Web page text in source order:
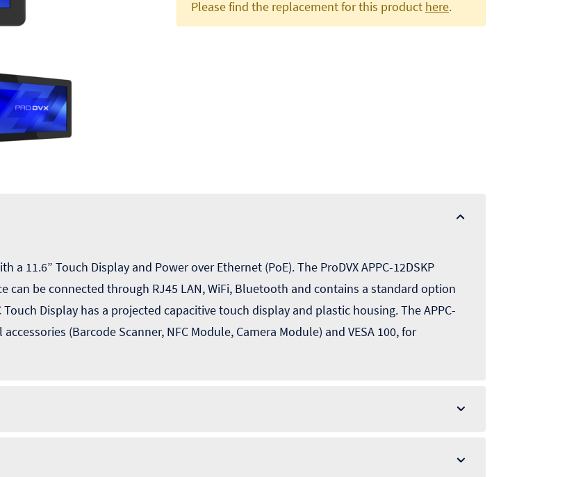
Please find the replacement for this product here.
a 11.6” Touch Display and Power over Ethernet (PoE). The ProDVX APPC-12DSKP
can be connected through RJ45 LAN, WiFi, Bluetooth and contains a standard option
Display has a projected capacitive touch display and plastic housing. The APPC-
(Barcode Scanner, NFC Module, Camera Module) and VESA 100, for